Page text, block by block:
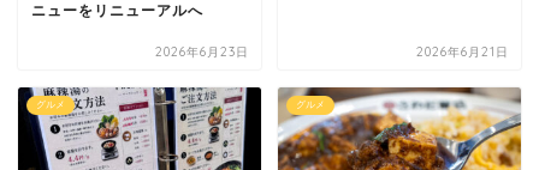
ニューをリニューアルへ
2026年6月23日 2026年6月21日
グルメ グルメ